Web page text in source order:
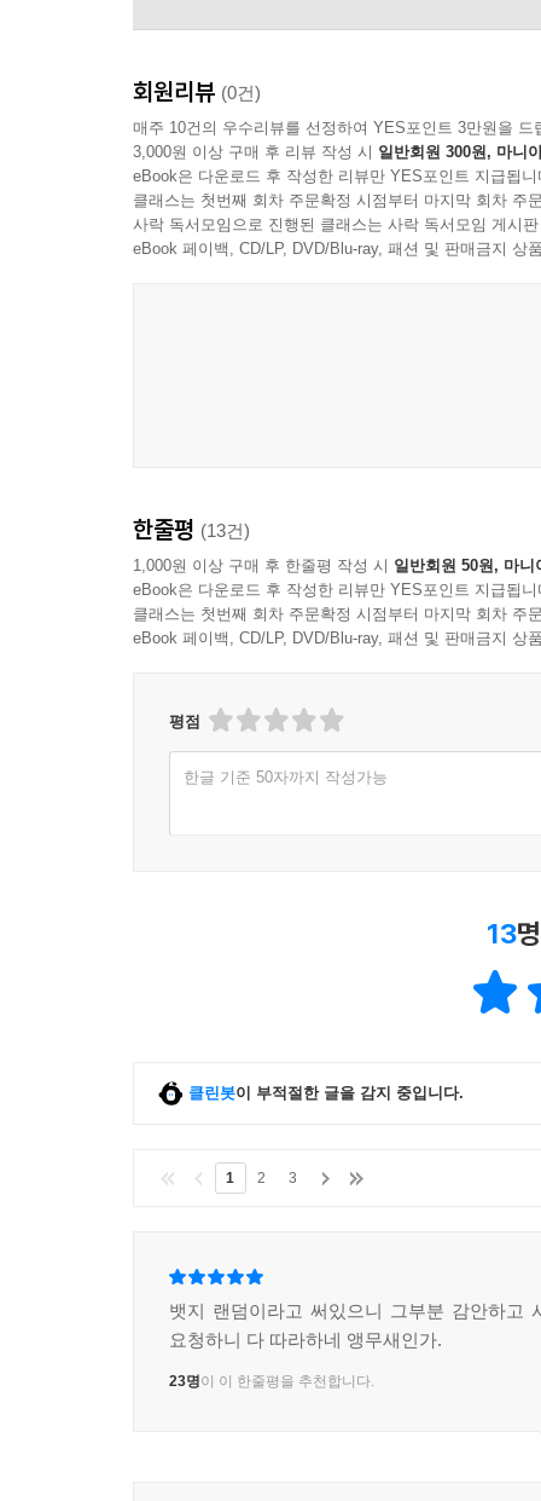
회원리뷰 (0건)
매주 10건의 우수리뷰를 선정하여 YES포인트 3만원을 드
3,000원 이상 구매 후 리뷰 작성 시 일반회원 300원, 마니
eBook은 다운로드 후 작성한 리뷰만 YES포인트 지급됩니
클래스는 첫번째 회차 주문확정 시점부터 마지막 회차 주
사락 독서모임으로 진행된 클래스는 사락 독서모임 게시
eBook 페이백, CD/LP, DVD/Blu-ray, 패션 및 판매금지 상
한줄평 (13건)
1,000원 이상 구매 후 한줄평 작성 시 일반회원 50원, 마니
eBook은 다운로드 후 작성한 리뷰만 YES포인트 지급됩니
클래스는 첫번째 회차 주문확정 시점부터 마지막 회차 주
eBook 페이백, CD/LP, DVD/Blu-ray, 패션 및 판매금지 상
평점
한글 기준 50자까지 작성가능
13
클린봇이 부적절한 글을 감지 중입니다.
1 2 3
뱃지 랜덤이라고 써있으니 그부분 감안하고
요청하니 다 따라하네 앵무새인가.
23명이 이 한줄평을 추천합니다.